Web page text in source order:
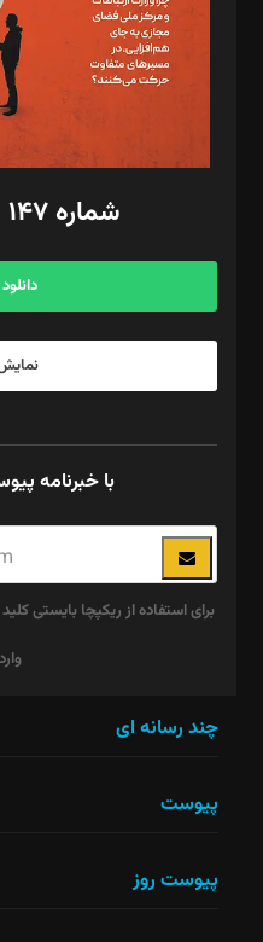
طراح یونیفرم: مجید توکلی
فیلمبرداری و عکاسی: امیر
گرافیک و صفحه‌آرایی:
مد‌یر توسعه تجاری: کامبیز برید‌
امور مالی: شاپور رهبری، محمد‌
آگهی و مشترکین: ۰۹۱۹۹۹۹۰۴۵۴
شماره ۱۴۷ - مرداد ۱۴۰۵
با خبرنامه
نباید
چند رسانه ای
پیوست
پیوست روز